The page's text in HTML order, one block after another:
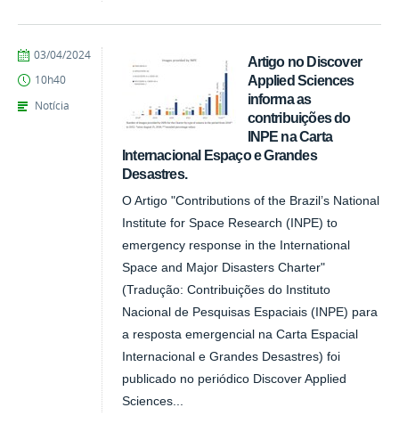
Artigo no Discover
Applied Sciences
informa as
contribuições do
INPE na Carta
Internacional Espaço e Grandes
Desastres.
O Artigo "Contributions of the Brazil’s National
Institute for Space Research (INPE) to
emergency response in the International
Space and Major Disasters Charter"
(Tradução: Contribuições do Instituto
Nacional de Pesquisas Espaciais (INPE) para
a resposta emergencial na Carta Espacial
Internacional e Grandes Desastres) foi
publicado no periódico Discover Applied
Sciences...
publicado
03/04/2024
10h40
Notícia